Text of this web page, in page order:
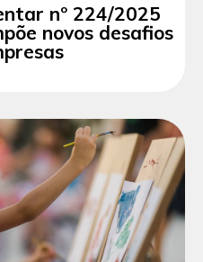
nº 224/2025
novos desafios